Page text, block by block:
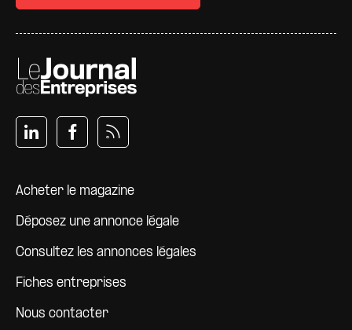
Pied de page
Acheter le magazine
Déposez une annonce légale
Consultez les annonces légales
Fiches entreprises
Nous contacter